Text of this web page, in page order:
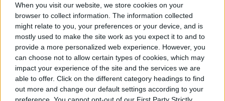
When you visit our website, we store cookies on your
browser to collect information. The information collected
might relate to you, your preferences or your device, and is
mostly used to make the site work as you expect it to and to
provide a more personalized web experience. However, you
can choose not to allow certain types of cookies, which may
impact your experience of the site and the services we are
able to offer. Click on the different category headings to find
out more and change our default settings according to your
preference. You cannot opt-out of our First Party Strictly
exclusivo Revuelto